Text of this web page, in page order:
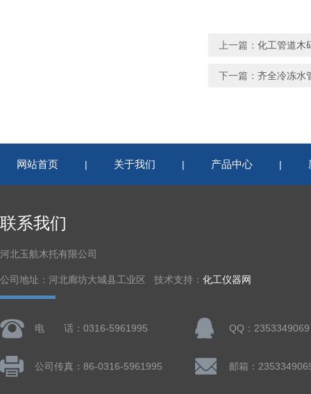
上一篇： 化工管道木
下一篇： 齐全冷冻水
网站首页 | 关于我们 | 产品中心 |
联系我们
河北玉航木托有限公司
公司地址：河北廊坊大城县工业区 技术支持： 化工仪器网
电 话：0316-5961995 QQ：2353349069
公司传真：86-0316-5961995 邮箱：